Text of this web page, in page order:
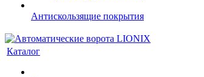
Антискользящие покрытия
Каталог